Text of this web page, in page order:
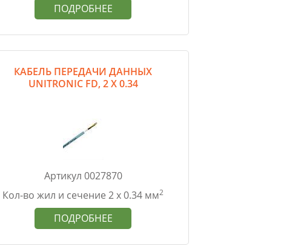
ПОДРОБНЕЕ
КАБЕЛЬ ПЕРЕДАЧИ ДАННЫХ
UNITRONIC FD, 2 Х 0.34
Артикул 0027870
Кол-во жил и сечение 2 х 0.34 мм2
ПОДРОБНЕЕ